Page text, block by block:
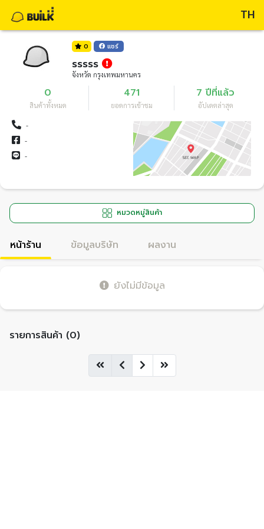
TH
0 แชร์
sssss
จังหวัด กรุงเทพมหานคร
0
สินค้าทั้งหมด
471
ยอดการเข้าชม
7 ปีที่แล้ว
อัปเดตล่าสุด
-
-
-
หมวดหมู่สินค้า
หน้าร้าน ข้อมูลบริษัท ผลงาน
ยังไม่มีข้อมูล
รายการสินค้า (0)